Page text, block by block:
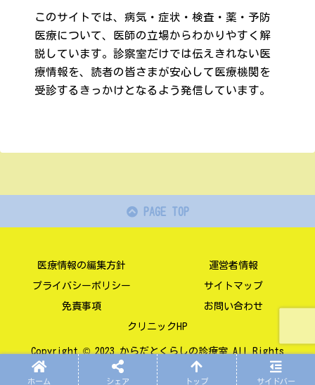
このサイトでは、病気・症状・検査・薬・予防
医療について、医師の立場からわかりやすく解
説しています。診察室だけでは伝えきれない医
療情報を、読者の皆さまが安心して医療機関を
受診するきっかけとなるよう発信しています。
PAGE TOP
医療情報の編集方針 運営者情報
プライバシーポリシー サイトマップ
免責事項 お問い合わせ
クリニックHP
Copyright © 2023 からだとくらしの診療室 All Rights
Reserved.
ホーム シェア トップ サイドバー